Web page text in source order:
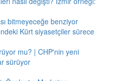
bitmeyeceğe benziyor
Kürt siyasetçiler sürece
mu? | CHP'nin yeni
sürüyor